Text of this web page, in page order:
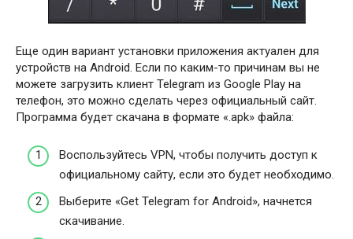
Еще один вариант установки приложения актуален для
устройств на Android. Если по каким-то причинам вы не
можете загрузить клиент Telegram из Google Play на
телефон, это можно сделать через официальный сайт.
Программа будет скачана в формате «.apk» файла:
Воспользуйтесь VPN, чтобы получить доступ к
официальному сайту, если это будет необходимо.
Выберите «Get Telegram for Android», начнется
скачивание.